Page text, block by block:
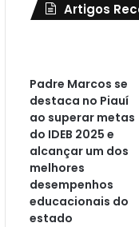
Artigos
Padre Marcos se
destaca no Piauí
ao superar metas
do IDEB 2025 e
alcançar um dos
melhores
desempenhos
educacionais do
estado